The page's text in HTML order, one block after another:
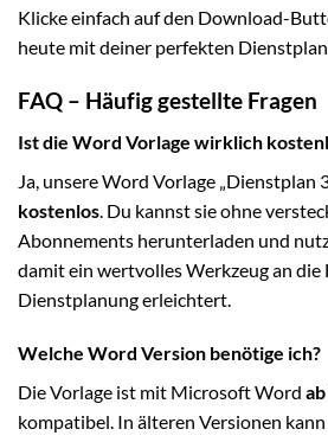
Klicke einfach auf den Download-
heute mit deiner perfekten
FAQ – Häufig gestellte Fragen
Ist die Word Vorlage wirklich
Ja, unsere Word Vorlage „Dienstplan
kostenlos . Du kannst sie ohne
Abonnements herunterladen und
damit ein wertvolles Werkzeug an die
Dienstplanung erleichtert.
Welche Word Version benötige ich?
Die Vorlage ist mit Microsoft Word
kompatibel. In älteren Versionen kann